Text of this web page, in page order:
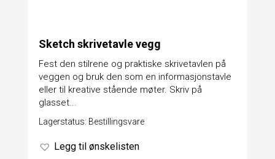
Sketch skrivetavle vegg
Fest den stilrene og praktiske skrivetavlen på
veggen og bruk den som en informasjonstavle
eller til kreative stående møter. Skriv på
glasset...
Lagerstatus: Bestillingsvare
Legg til ønskelisten